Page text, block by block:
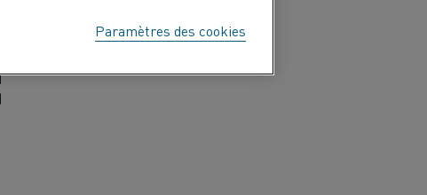
Paramètres des cookies